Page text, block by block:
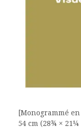
[Monogrammé
54 cm (28¾ ×